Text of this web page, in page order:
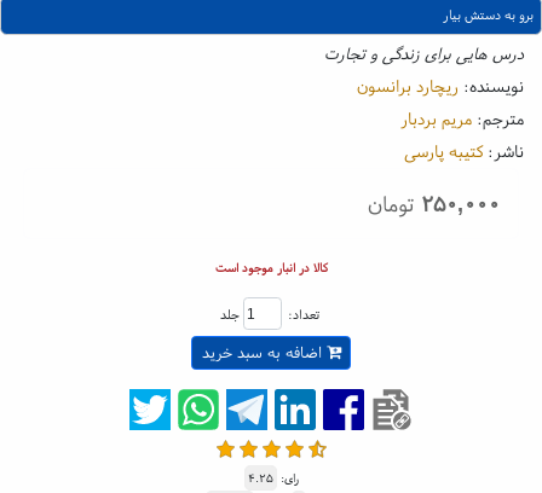
برو به دستش بیار
درس هایی برای زندگی و تجارت
نویسنده: ریچارد برانسون
مترجم: مریم بردبار
ناشر:کتیبه پارسی
۲۵۰,۰۰۰ تومان
کالا در انبار موجود است
تعداد: جلد
اضافه به سبد خرید
رای: ۴.۲۵